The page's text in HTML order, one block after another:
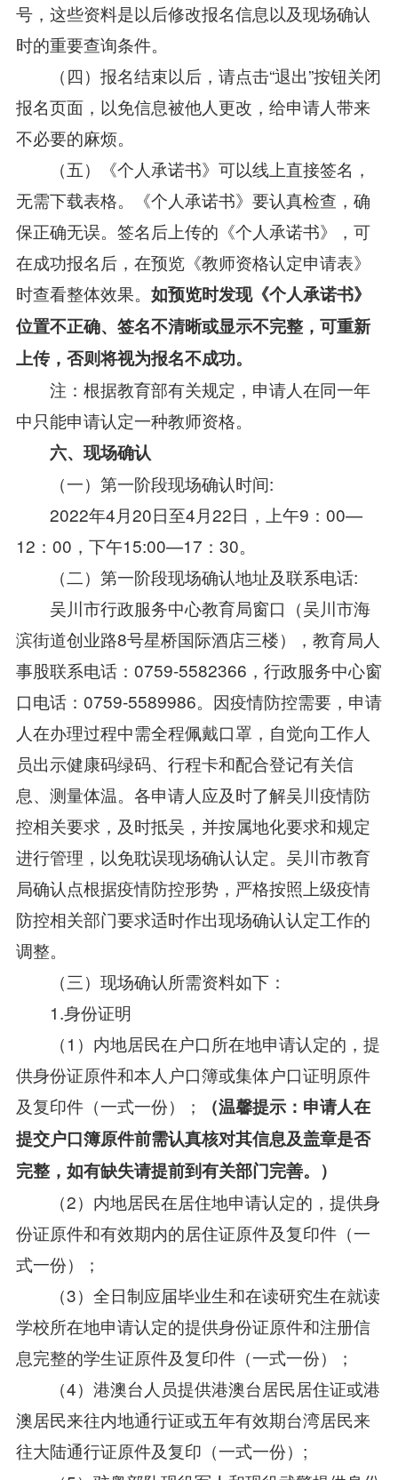
号，这些资料是以后修改报名信息以及现场确认
时的重要查询条件。
（四）报名结束以后，请点击“退出”按钮关闭
报名页面，以免信息被他人更改，给申请人带来
不必要的麻烦。
（五）《个人承诺书》可以线上直接签名，
无需下载表格。《个人承诺书》要认真检查，确
保正确无误。签名后上传的《个人承诺书》，可
在成功报名后，在预览《教师资格认定申请表》
时查看整体效果。 如预览时发现《个人承诺书》
位置不正确、签名不清晰或显示不完整，可重新
上传，否则将视为报名不成功。
注：根据教育部有关规定，申请人在同一年
中只能申请认定一种教师资格。
六、现场确认
（一）第一阶段现场确认时间:
2022年4月20日至4月22日，上午9：00—
12：00，下午15:00—17：30。
（二）第一阶段现场确认地址及联系电话:
吴川市行政服务中心教育局窗口（吴川市海
滨街道创业路8号星桥国际酒店三楼），教育局人
事股联系电话：0759-5582366，行政服务中心窗
口电话：0759-5589986。因疫情防控需要，申请
人在办理过程中需全程佩戴口罩，自觉向工作人
员出示健康码绿码、行程卡和配合登记有关信
息、测量体温。各申请人应及时了解吴川疫情防
控相关要求，及时抵吴，并按属地化要求和规定
进行管理，以免耽误现场确认认定。吴川市教育
局确认点根据疫情防控形势，严格按照上级疫情
防控相关部门要求适时作出现场确认认定工作的
调整。
（三）现场确认所需资料如下：
1.身份证明
（1）内地居民在户口所在地申请认定的，提
供身份证原件和本人户口簿或集体户口证明原件
及复印件（一式一份）；
（温馨提示：申请人在
提交户口簿原件前需认真核对其信息及盖章是否
完整，如有缺失请提前到有关部门完善。）
（2）内地居民在居住地申请认定的，提供身
份证原件和有效期内的居住证原件及复印件（一
式一份）；
（3）全日制应届毕业生和在读研究生在就读
学校所在地申请认定的提供身份证原件和注册信
息完整的学生证原件及复印件（一式一份）；
（4）港澳台人员提供港澳台居民居住证或港
澳居民来往内地通行证或五年有效期台湾居民来
往大陆通行证原件及复印（一式一份）;